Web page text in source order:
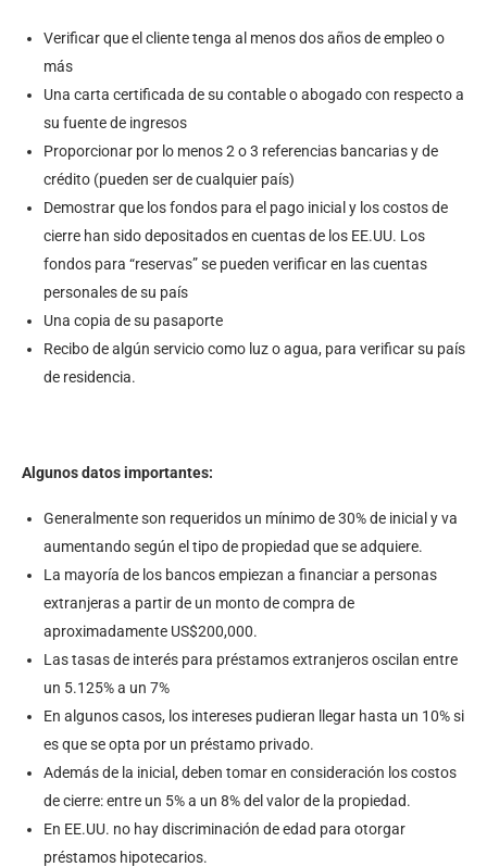
Verificar que el cliente tenga al menos dos años de empleo o
más
Una carta certificada de su contable o abogado con respecto a
su fuente de ingresos
Proporcionar por lo menos 2 o 3 referencias bancarias y de
crédito (pueden ser de cualquier país)
Demostrar que los fondos para el pago inicial y los costos de
cierre han sido depositados en cuentas de los EE.UU. Los
fondos para “reservas” se pueden verificar en las cuentas
personales de su país
Una copia de su pasaporte
Recibo de algún servicio como luz o agua, para verificar su país
de residencia.
Algunos datos importantes:
Generalmente son requeridos un mínimo de 30% de inicial y va
aumentando según el tipo de propiedad que se adquiere.
La mayoría de los bancos empiezan a financiar a personas
extranjeras a partir de un monto de compra de
aproximadamente US$200,000.
Las tasas de interés para préstamos extranjeros oscilan entre
un 5.125% a un 7%
En algunos casos, los intereses pudieran llegar hasta un 10% si
es que se opta por un préstamo privado.
Además de la inicial, deben tomar en consideración los costos
de cierre: entre un 5% a un 8% del valor de la propiedad.
En EE.UU. no hay discriminación de edad para otorgar
préstamos hipotecarios.